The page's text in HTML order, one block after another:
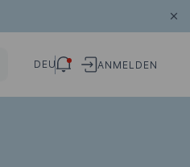
DEU ANMELDEN